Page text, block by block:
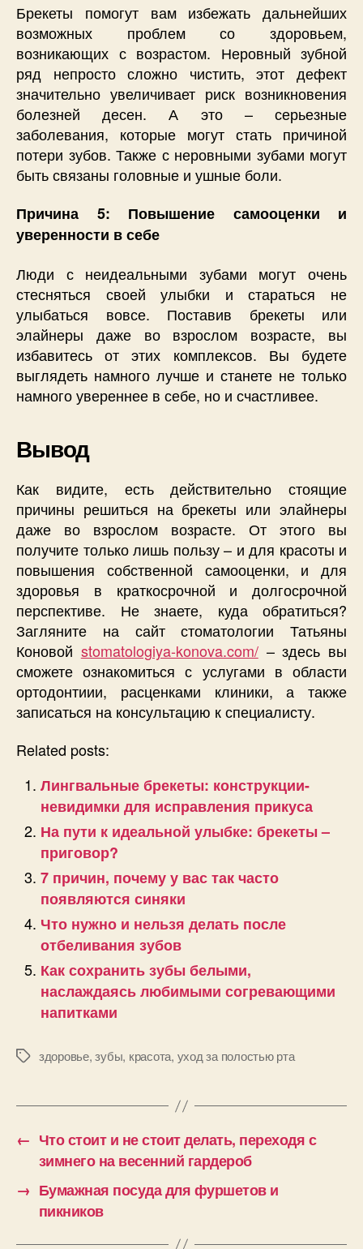
Брекеты помогут вам избежать дальнейших
возможных проблем со здоровьем,
возникающих с возрастом. Неровный зубной
ряд непросто сложно чистить, этот дефект
значительно увеличивает риск возникновения
болезней десен. А это – серьезные
заболевания, которые могут стать причиной
потери зубов. Также с неровными зубами могут
быть связаны головные и ушные боли.
Причина 5: Повышение самооценки и
уверенности в себе
Люди с неидеальными зубами могут очень
стесняться своей улыбки и стараться не
улыбаться вовсе. Поставив брекеты или
элайнеры даже во взрослом возрасте, вы
избавитесь от этих комплексов. Вы будете
выглядеть намного лучше и станете не только
намного увереннее в себе, но и счастливее.
Вывод
Как видите, есть действительно стоящие
причины решиться на брекеты или элайнеры
даже во взрослом возрасте. От этого вы
получите только лишь пользу – и для красоты и
повышения собственной самооценки, и для
здоровья в краткосрочной и долгосрочной
перспективе. Не знаете, куда обратиться?
Загляните на сайт стоматологии Татьяны
Коновой stomatologiya-konova.com/– здесь вы
сможете ознакомиться с услугами в области
ортодонтиии, расценками клиники, а также
записаться на консультацию к специалисту.
Related posts:
Лингвальные брекеты: конструкции-
невидимки для исправления прикуса
На пути к идеальной улыбке: брекеты –
приговор?
7 причин, почему у вас так часто
появляются синяки
Что нужно и нельзя делать после
отбеливания зубов
Как сохранить зубы белыми,
наслаждаясь любимыми согревающими
напитками
Позначки
здоровье,зубы, красота, уход за полостью рта
← Что стоит и не стоит делать, переходя с
зимнего на весенний гардероб
→ Бумажная посуда для фуршетов и
пикников